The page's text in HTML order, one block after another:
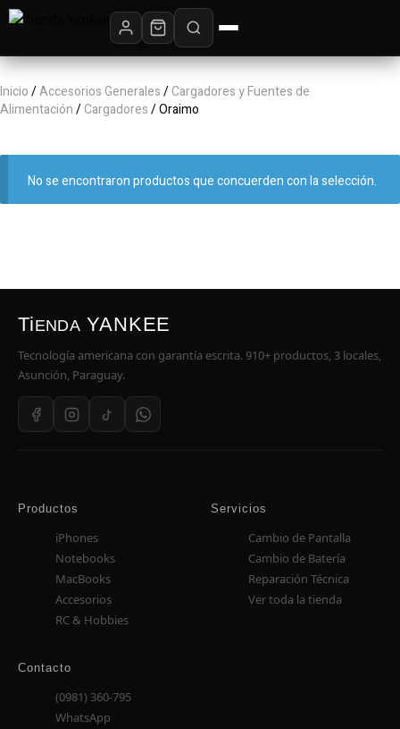
Inicio/Accesorios Generales/Cargadores y Fuentes de
Alimentación/Cargadores/ Oraimo
No se encontraron productos que concuerden con la selección.
TiENDA YANKEE
Tecnología americana con garantía escrita. 910+ productos, 3 locales,
Asunción, Paraguay.
Productos
iPhones
Notebooks
MacBooks
Accesorios
RC & Hobbies
Servicios
Cambio de Pantalla
Cambio de Batería
Reparación Técnica
Ver toda la tienda
Contacto
(0981) 360-795
WhatsApp